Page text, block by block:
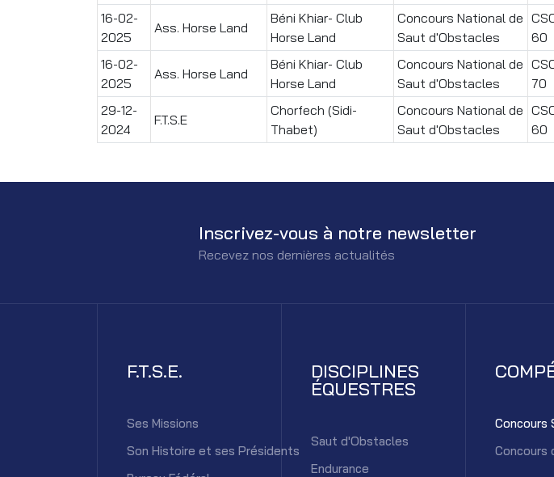
16-02-
2025
Ass. Horse Land
Béni Khiar- Club
Horse Land
Concours National de
Saut d'Obstacles
60
16-02-
2025
Ass. Horse Land
Béni Khiar- Club
Horse Land
Concours National de
Saut d'Obstacles
70
29-12-
2024
F.T.S.E
Chorfech (Sidi-
Thabet)
Concours National de
Saut d'Obstacles
60
Inscrivez-vous à notre newsletter
Recevez nos dernières actualités
F.T.S.E.
Ses Missions
Son Histoire et ses Présidents
DISCIPLINES
ÉQUESTRES
Saut d'Obstacles
Endurance
Concours
Concours